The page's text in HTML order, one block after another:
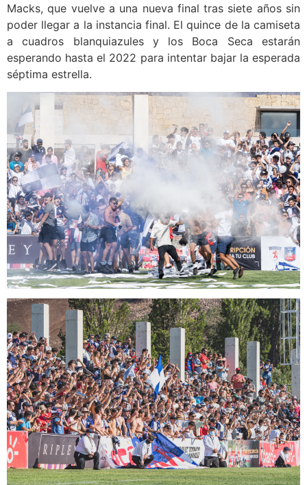
Macks, que vuelve a una nueva final tras siete años sin
poder llegar a la instancia final. El quince de la camiseta
a cuadros blanquiazules y los Boca Seca estarán
esperando hasta el 2022 para intentar bajar la esperada
séptima estrella.